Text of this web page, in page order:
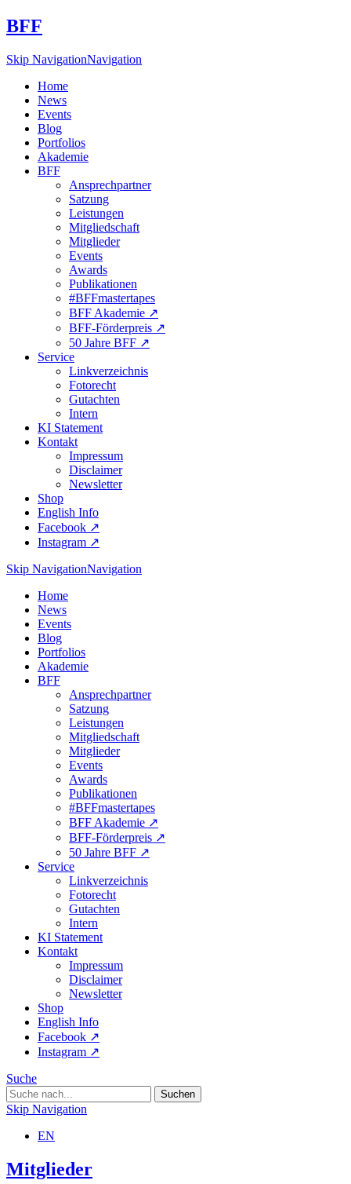
BFF
Skip NavigationNavigation
Home
News
Events
Blog
Portfolios
Akademie
BFF
Ansprechpartner
Satzung
Leistungen
Mitgliedschaft
Mitglieder
Events
Awards
Publikationen
#BFFmastertapes
BFF Akademie ↗︎
BFF-Förderpreis ↗︎
50 Jahre BFF ↗︎
Service
Linkverzeichnis
Fotorecht
Gutachten
Intern
KI Statement
Kontakt
Impressum
Disclaimer
Newsletter
Shop
English Info
Facebook ↗︎
Instagram ↗︎
Skip NavigationNavigation
Home
News
Events
Blog
Portfolios
Akademie
BFF
Ansprechpartner
Satzung
Leistungen
Mitgliedschaft
Mitglieder
Events
Awards
Publikationen
#BFFmastertapes
BFF Akademie ↗︎
BFF-Förderpreis ↗︎
50 Jahre BFF ↗︎
Service
Linkverzeichnis
Fotorecht
Gutachten
Intern
KI Statement
Kontakt
Impressum
Disclaimer
Newsletter
Shop
English Info
Facebook ↗︎
Instagram ↗︎
Suche
Skip Navigation
EN
Mitglieder